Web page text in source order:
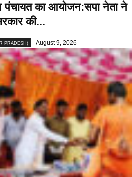
पंचायत का आयोजन:सपा नेता ने
की...
PRADESH) August 9, 2026